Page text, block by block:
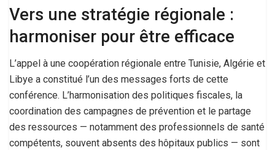
Vers une stratégie régionale :
harmoniser pour être efficace
L’appel à une coopération régionale entre Tunisie, Algérie et
Libye a constitué l’un des messages forts de cette
conférence. L’harmonisation des politiques fiscales, la
coordination des campagnes de prévention et le partage
des ressources — notamment des professionnels de santé
compétents, souvent absents des hôpitaux publics — sont